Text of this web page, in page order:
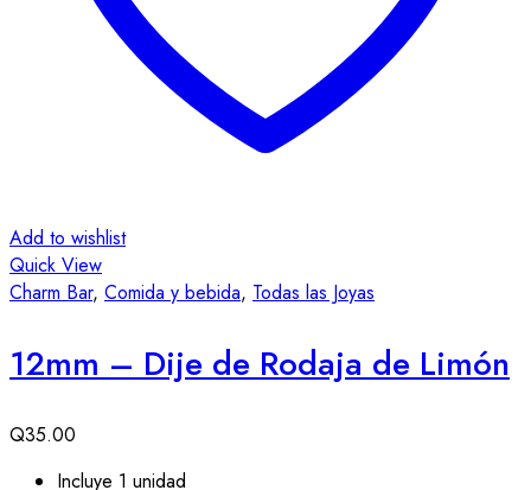
Add to wishlist
Quick View
Charm Bar, Comida y bebida, Todas las Joyas
12mm – Dije de Rodaja de Limón
Q35.00
Incluye 1 unidad